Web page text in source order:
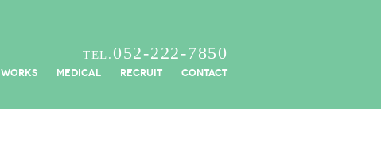
TEL. 052-222-7850
WORKS MEDICAL RECRUIT CONTACT